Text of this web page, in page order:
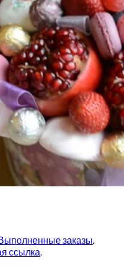
заказы
ссылка